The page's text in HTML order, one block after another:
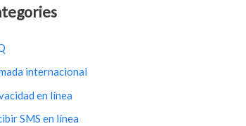
internacional
en línea
SMS en línea